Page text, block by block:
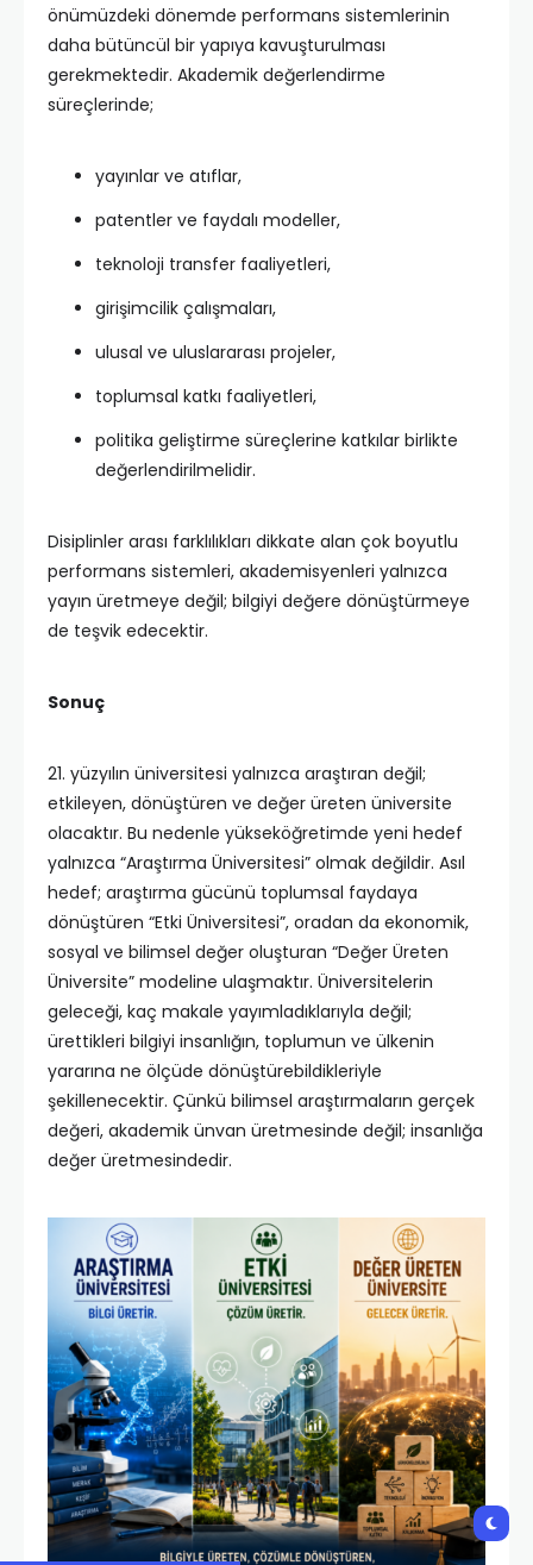
önümüzdeki dönemde performans sistemlerinin
daha bütüncül bir yapıya kavuşturulması
gerekmektedir. Akademik değerlendirme
süreçlerinde;
yayınlar ve atıflar,
patentler ve faydalı modeller,
teknoloji transfer faaliyetleri,
girişimcilik çalışmaları,
ulusal ve uluslararası projeler,
toplumsal katkı faaliyetleri,
politika geliştirme süreçlerine katkılar birlikte
değerlendirilmelidir.
Disiplinler arası farklılıkları dikkate alan çok boyutlu
performans sistemleri, akademisyenleri yalnızca
yayın üretmeye değil; bilgiyi değere dönüştürmeye
de teşvik edecektir.
Sonuç
21. yüzyılın üniversitesi yalnızca araştıran değil;
etkileyen, dönüştüren ve değer üreten üniversite
olacaktır. Bu nedenle yükseköğretimde yeni hedef
yalnızca “Araştırma Üniversitesi” olmak değildir. Asıl
hedef; araştırma gücünü toplumsal faydaya
dönüştüren “Etki Üniversitesi”, oradan da ekonomik,
sosyal ve bilimsel değer oluşturan “Değer Üreten
Üniversite” modeline ulaşmaktır. Üniversitelerin
geleceği, kaç makale yayımladıklarıyla değil;
ürettikleri bilgiyi insanlığın, toplumun ve ülkenin
yararına ne ölçüde dönüştürebildikleriyle
şekillenecektir. Çünkü bilimsel araştırmaların gerçek
değeri, akademik ünvan üretmesinde değil; insanlığa
değer üretmesindedir.